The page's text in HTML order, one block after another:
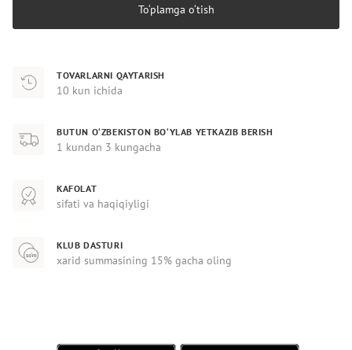
To‘plamga o‘tish
TOVARLARNI QAYTARISH
10 kun ichida
BUTUN O‘ZBEKISTON BO‘YLAB YETKAZIB BERISH
1 kundan 3 kungacha
KAFOLAT
sifati va haqiqiyligi
KLUB DASTURI
xarid summasining 15% gacha oling